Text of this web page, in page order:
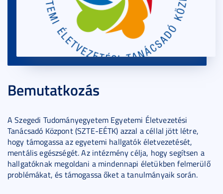
Bemutatkozás
A Szegedi Tudományegyetem Egyetemi Életvezetési
Tanácsadó Központ (SZTE-EÉTK) azzal a céllal jött létre,
hogy támogassa az egyetemi hallgatók életvezetését,
mentális egészségét. Az intézmény célja, hogy segítsen a
hallgatóknak megoldani a mindennapi életükben felmerülő
problémákat, és támogassa őket a tanulmányaik során.